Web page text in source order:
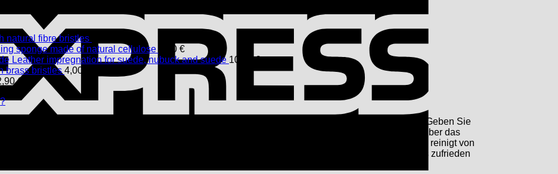
natural fibre bristles
sponge made of natural cellulose
3,90 €
Leather impregnation for suede, nubuck and suede 10,50€
brass bristles 4,00
€
befolgen Sie folgende Schritte. Bürsten Sie groben Dreck zunächst mit der Schmutzbürste ab. Geben Sie
Schwamm und knautschen diesen, bis ein feiner Schaum entsteht. Mit diesem reiben Sie dann über das
ein. Geben Sie ihm nun ein wenig Einwirkzeit. Der Schaum dringt bis in die Tiefe des Leders ein und reinigt von
werden. Bei Bedarf kann dieser Vorgang so lange wiederholt werden, bis Sie mit dem Ergebnis zufrieden